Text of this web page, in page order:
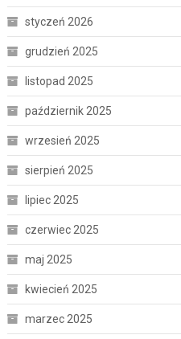
styczeń 2026
grudzień 2025
listopad 2025
październik 2025
wrzesień 2025
sierpień 2025
lipiec 2025
czerwiec 2025
maj 2025
kwiecień 2025
marzec 2025